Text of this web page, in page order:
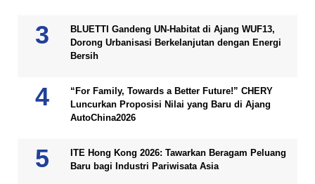
BLUETTI Gandeng UN-Habitat di Ajang WUF13,
Dorong Urbanisasi Berkelanjutan dengan Energi
Bersih
“For Family, Towards a Better Future!” CHERY
Luncurkan Proposisi Nilai yang Baru di Ajang
AutoChina2026
ITE Hong Kong 2026: Tawarkan Beragam Peluang
Baru bagi Industri Pariwisata Asia